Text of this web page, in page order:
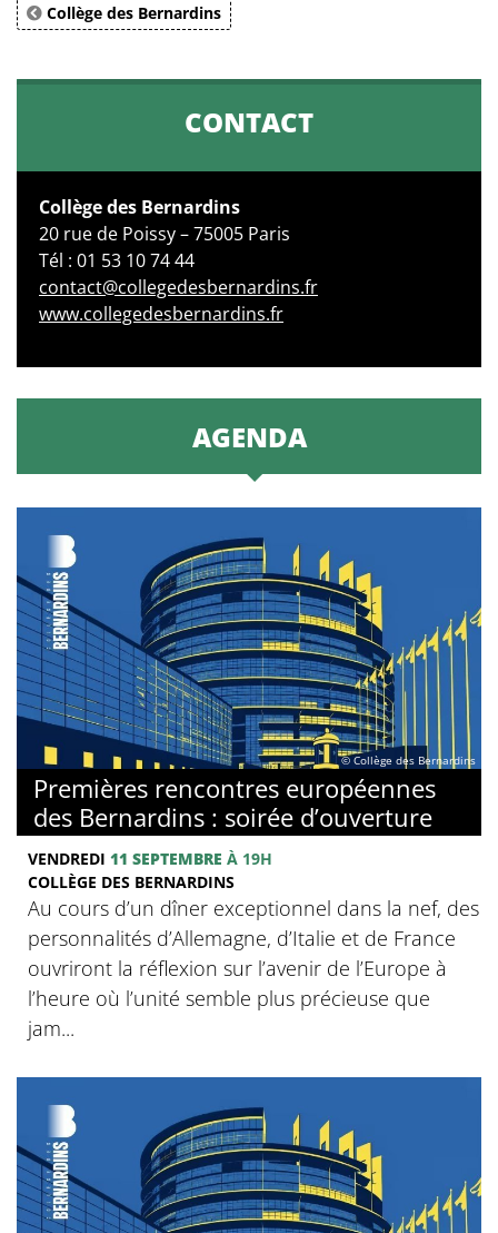
Collège des Bernardins
CONTACT
Collège des Bernardins
20 rue de Poissy – 75005 Paris
Tél : 01 53 10 74 44
contact@collegedesbernardins.fr
www.collegedesbernardins.fr
AGENDA
© Collège des Bernardins
Premières rencontres européennes
des Bernardins : soirée d’ouverture
VENDREDI 11 SEPTEMBRE À 19H
COLLÈGE DES BERNARDINS
Au cours d’un dîner exceptionnel dans la nef, des
personnalités d’Allemagne, d’Italie et de France
ouvriront la réflexion sur l’avenir de l’Europe à
l’heure où l’unité semble plus précieuse que
jam...